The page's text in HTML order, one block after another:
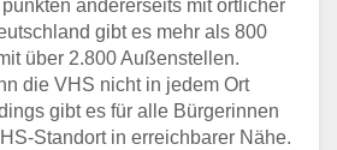
andererseits mit örtlicher
gibt es mehr als 800
über 2.800 Außenstellen.
die VHS nicht in jedem Ort
gibt es für alle Bürgerinnen
Standort in erreichbarer Nähe.